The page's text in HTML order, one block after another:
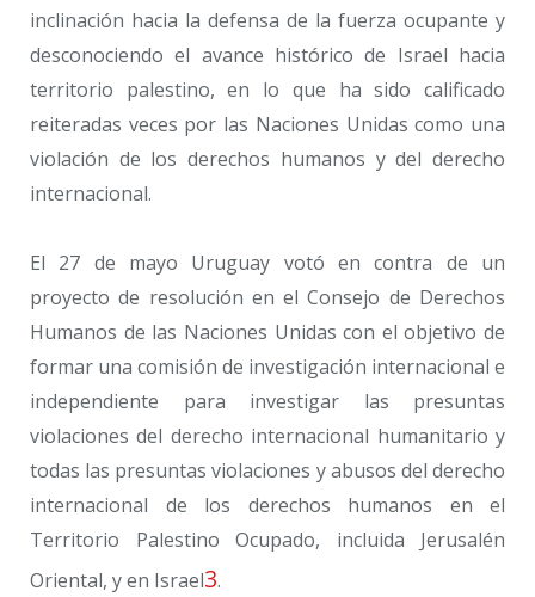
inclinación hacia la defensa de la fuerza ocupante y
desconociendo el avance histórico de Israel hacia
territorio palestino, en lo que ha sido calificado
reiteradas veces por las Naciones Unidas como una
violación de los derechos humanos y del derecho
internacional.
El 27 de mayo Uruguay votó en contra de un
proyecto de resolución en el Consejo de Derechos
Humanos de las Naciones Unidas con el objetivo de
formar una comisión de investigación internacional e
independiente para investigar las presuntas
violaciones del derecho internacional humanitario y
todas las presuntas violaciones y abusos del derecho
internacional de los derechos humanos en el
Territorio Palestino Ocupado, incluida Jerusalén
Oriental, y en Israel3.